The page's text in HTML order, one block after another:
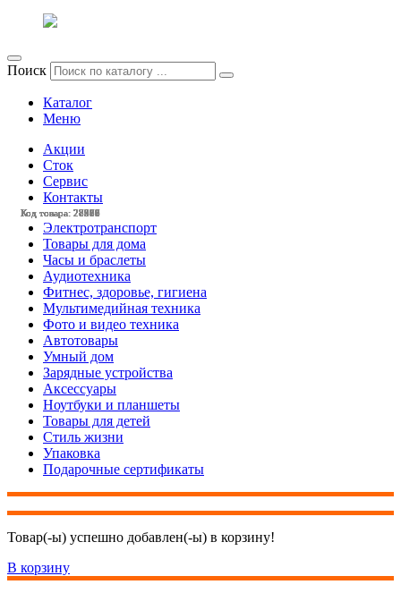
Код товара: 28580
Код товара: 28516
Код товара: 28437
Код товара: 28391
Код товара: 28390
Код товара: 28389
Код товара: 28266
Код товара: 28009
Код товара: 27979
Код товара: 27978
Код товара: 27977
Код товара: 27976
Поиск
Каталог
Меню
Акции
Сток
Сервис
Контакты
Электротранспорт
Товары для дома
Часы и браслеты
Аудиотехника
Фитнес, здоровье, гигиена
Мультимедийная техника
Фото и видео техника
Автотовары
Умный дом
Зарядные устройства
Аксессуары
Ноутбуки и планшеты
Товары для детей
Стиль жизни
Упаковка
Подарочные сертификаты
Товар(-ы) успешно добавлен(-ы) в корзину!
В корзину